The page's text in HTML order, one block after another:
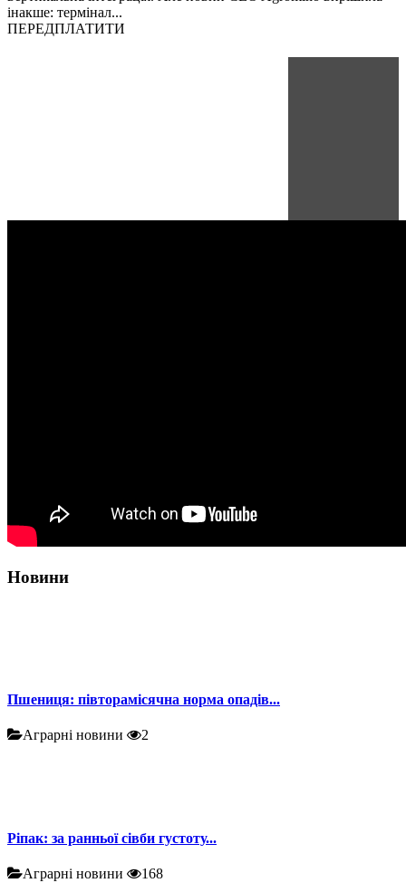
інакше: термінал...
ПЕРЕДПЛАТИТИ
Новини
Пшениця: півторамісячна норма опадів...
Аграрні новини 2
Ріпак: за ранньої сівби густоту...
Аграрні новини 168